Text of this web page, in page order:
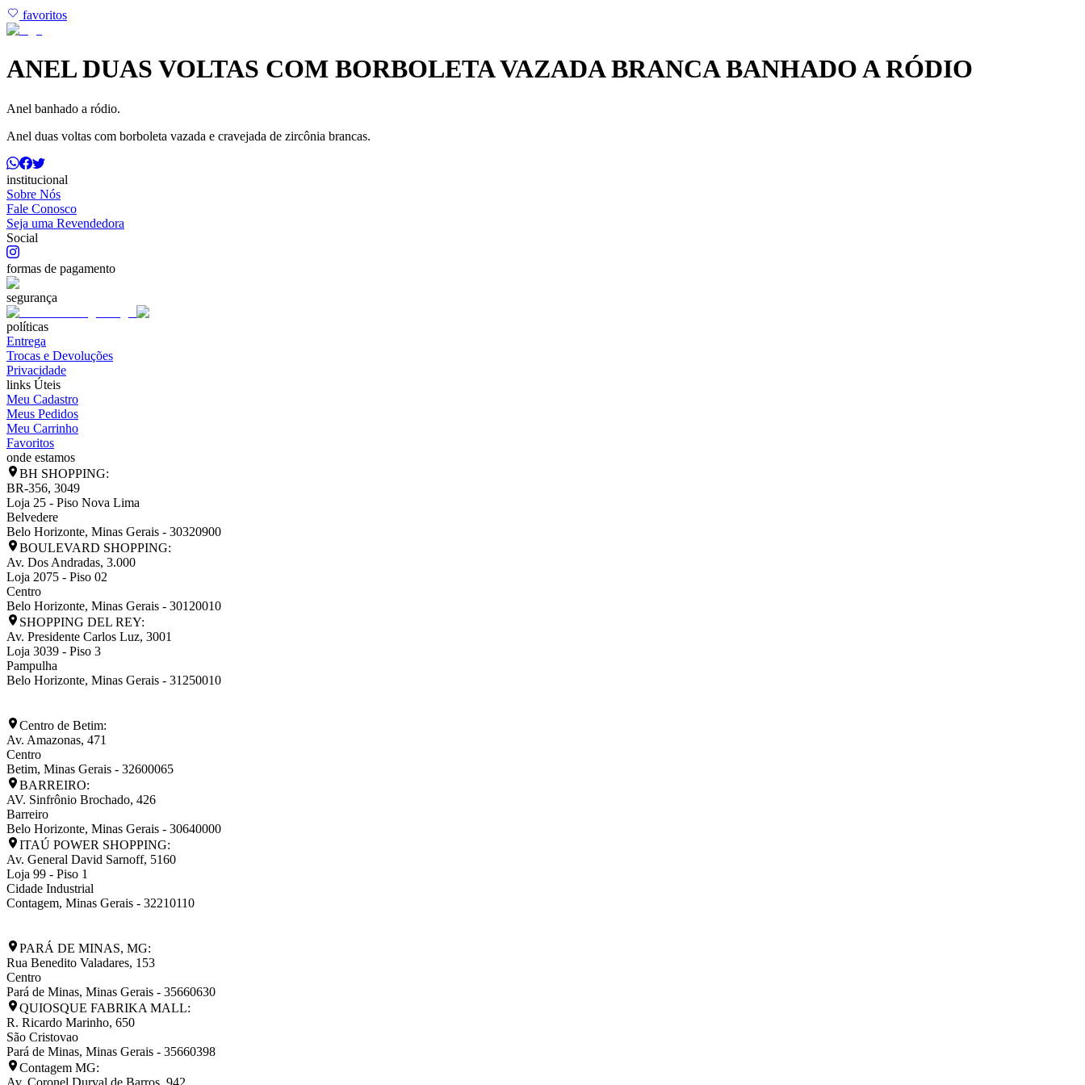
favoritos
ANEL DUAS VOLTAS COM BORBOLETA VAZADA BRANCA BANHADO A RÓDIO
Anel banhado a ródio.
Anel duas voltas com borboleta vazada e cravejada de zircônia brancas.
institucional
Sobre Nós
Fale Conosco
Seja uma Revendedora
Social
formas de pagamento
segurança
políticas
Entrega
Trocas e Devoluções
Privacidade
links Úteis
Meu Cadastro
Meus Pedidos
Meu Carrinho
Favoritos
onde estamos
BH SHOPPING:
BR-356, 3049
Loja 25 - Piso Nova Lima
Belvedere
Belo Horizonte, Minas Gerais - 30320900
BOULEVARD SHOPPING:
Av. Dos Andradas, 3.000
Loja 2075 - Piso 02
Centro
Belo Horizonte, Minas Gerais - 30120010
SHOPPING DEL REY:
Av. Presidente Carlos Luz, 3001
Loja 3039 - Piso 3
Pampulha
Belo Horizonte, Minas Gerais - 31250010
Centro de Betim:
Av. Amazonas, 471
Centro
Betim, Minas Gerais - 32600065
BARREIRO:
AV. Sinfrônio Brochado, 426
Barreiro
Belo Horizonte, Minas Gerais - 30640000
ITAÚ POWER SHOPPING:
Av. General David Sarnoff, 5160
Loja 99 - Piso 1
Cidade Industrial
Contagem, Minas Gerais - 32210110
PARÁ DE MINAS, MG:
Rua Benedito Valadares, 153
Centro
Pará de Minas, Minas Gerais - 35660630
QUIOSQUE FABRIKA MALL:
R. Ricardo Marinho, 650
São Cristovao
Pará de Minas, Minas Gerais - 35660398
Contagem MG:
Av. Coronel Durval de Barros, 942